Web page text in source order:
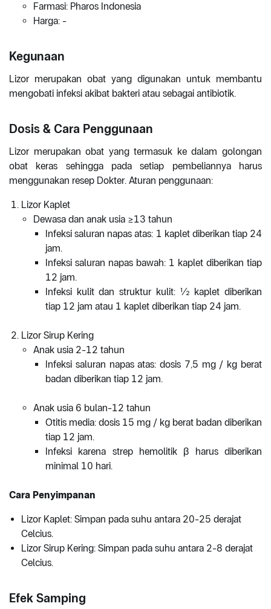
Farmasi: Pharos Indonesia
Harga: -
Kegunaan
Lizor merupakan obat yang digunakan untuk membantu
mengobati infeksi akibat bakteri atau sebagai antibiotik.
Dosis & Cara Penggunaan
Lizor merupakan obat yang termasuk ke dalam golongan
obat keras sehingga pada setiap pembeliannya harus
menggunakan resep Dokter. Aturan penggunaan:
Lizor Kaplet
Dewasa dan anak usia ≥13 tahun
Infeksi saluran napas atas: 1 kaplet diberikan tiap 24
jam.
Infeksi saluran napas bawah: 1 kaplet diberikan tiap
12 jam.
Infeksi kulit dan struktur kulit: ½ kaplet diberikan
tiap 12 jam atau 1 kaplet diberikan tiap 24 jam.
Lizor Sirup Kering
Anak usia 2-12 tahun
Infeksi saluran napas atas: dosis 7,5 mg / kg berat
badan diberikan tiap 12 jam.
Anak usia 6 bulan-12 tahun
Otitis media: dosis 15 mg / kg berat badan diberikan
tiap 12 jam.
Infeksi karena strep hemolitik β harus diberikan
minimal 10 hari.
Cara Penyimpanan
Lizor Kaplet: Simpan pada suhu antara 20-25 derajat
Celcius.
Lizor Sirup Kering: Simpan pada suhu antara 2-8 derajat
Celcius.
Efek Samping